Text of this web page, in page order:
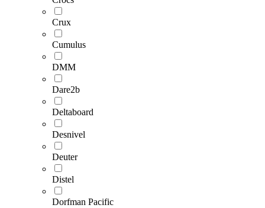
Crux
Cumulus
DMM
Dare2b
Deltaboard
Desnivel
Deuter
Distel
Dorfman Pacific